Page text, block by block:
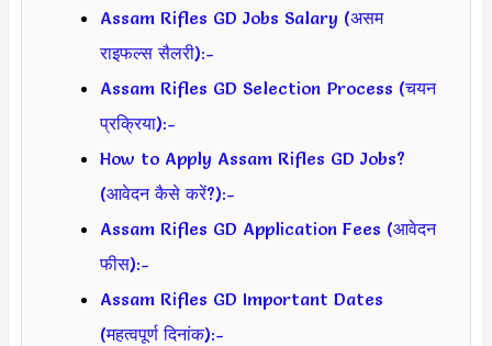
Assam Rifles GD Jobs Salary (असम
राइफल्स सैलरी):-
Assam Rifles GD Selection Process (चयन
प्रक्रिया):-
How to Apply Assam Rifles GD Jobs?
(आवेदन कैसे करें?):-
Assam Rifles GD Application Fees (आवेदन
फीस):-
Assam Rifles GD Important Dates
(महत्वपूर्ण दिनांक):-